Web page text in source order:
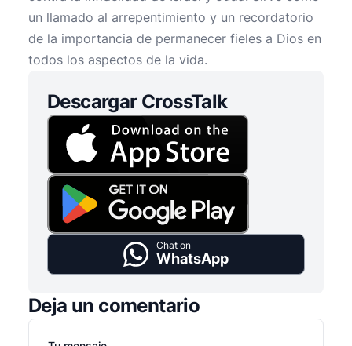
un llamado al arrepentimiento y un recordatorio
de la importancia de permanecer fieles a Dios en
todos los aspectos de la vida.
Descargar CrossTalk
Chat on
WhatsApp
Deja un comentario